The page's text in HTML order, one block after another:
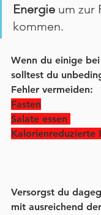
Energie um zur
kommen.
Wenn du einige
solltest du
Fehler vermeiden:
Fasten
Salate essen
Kalorienreduzierte
Versorgst du
mit ausreichend